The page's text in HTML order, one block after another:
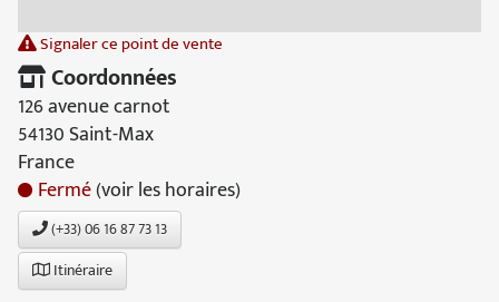
Signaler ce point de vente
Coordonnées
126 avenue carnot
54130 Saint-Max
France
Fermé(voir les horaires)
(+33) 06 16 87 73 13
Itinéraire